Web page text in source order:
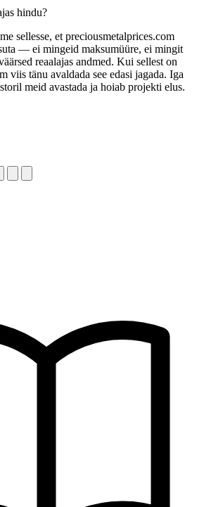
hindu?
sellesse, et preciousmetalprices.com
— ei mingeid maksumüüre, ei mingit
reaalajas andmed. Kui sellest on
viis tänu avaldada see edasi jagada. Iga
meid avastada ja hoiab projekti elus.